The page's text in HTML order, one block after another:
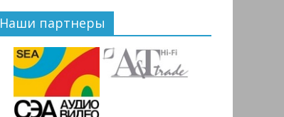
Наши партнеры